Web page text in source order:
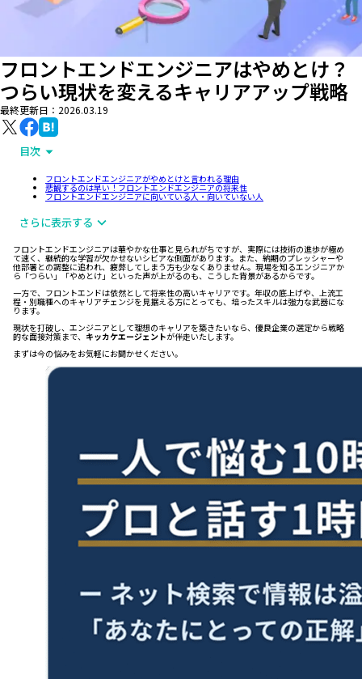
フロントエンドエンジニアはやめとけ？
つらい現状を変えるキャリアアップ戦略
最終更新日： 2026.03.19
目次
フロントエンドエンジニアがやめとけと言われる理由
悲観するのは早い！フロントエンドエンジニアの将来性
フロントエンドエンジニアに向いている人・向いていない人
さらに表示する
フロントエンドエンジニアは華やかな仕事と見られがちですが、実際には技術の進歩が極め
て速く、継続的な学習が欠かせないシビアな側面があります。また、納期のプレッシャーや
他部署との調整に追われ、疲弊してしまう方も少なくありません。現場を知るエンジニアか
ら「つらい」「やめとけ」といった声が上がるのも、こうした背景があるからです。
一方で、フロントエンドは依然として将来性の高いキャリアです。年収の底上げや、上流工
程・別職種へのキャリアチェンジを見据える方にとっても、培ったスキルは強力な武器にな
ります。
現状を打破し、エンジニアとして理想のキャリアを築きたいなら、優良企業の選定から戦略
的な面接対策まで、 キッカケエージェントが伴走いたします。
まずは今の悩みをお気軽にお聞かせください。